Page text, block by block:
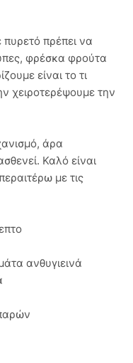
πρέπει να
φρέσκα φρούτα
είναι το τι
χειροτερέψουμε την
άρα
Καλό είναι
με τις
ανθυγιεινά